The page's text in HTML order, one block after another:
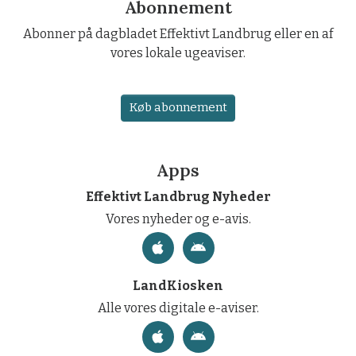
Abonnement
Abonner på dagbladet Effektivt Landbrug eller en af
vores lokale ugeaviser.
Køb abonnement
Apps
Effektivt Landbrug Nyheder
Vores nyheder og e-avis.
LandKiosken
Alle vores digitale e-aviser.